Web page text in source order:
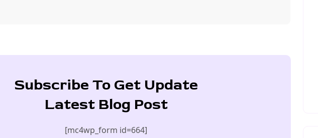
Subscribe To Get Update
Latest Blog Post
[mc4wp_form id=664]